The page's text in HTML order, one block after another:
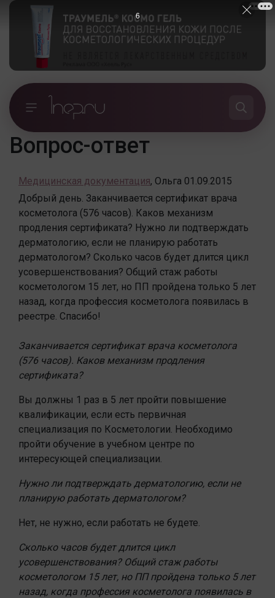
Вопрос-ответ
Медицинская документация, Ольга 01.09.2015
Добрый день. Заканчивается сертификат врача
косметолога (576 часов). Каков механизм
продления сертификата? Нужно ли подтверждать
дерматологию, если не планирую работать
дерматологом? Сколько часов будет длится цикл
усовершенствования? Общий стаж работы
косметологом 15 лет, но ПП пройдена только 5 лет
назад, когда профессия косметолога появилась в
реестре. Спасибо!
Заканчивается сертификат врача косметолога
(576 часов). Каков механизм продления
сертификата?
Вы должны 1 раз в 5 лет пройти повышение
квалификации, если есть первичная
специализация по Косметологии. Необходимо
пройти обучение в учебном центре по
интересующей специализации.
Нужно ли подтверждать дерматологию, если не
планирую работать дерматологом?
Нет, не нужно, если работать не будете.
Сколько часов будет длится цикл
усовершенствования? Общий стаж работы
косметологом 15 лет, но ПП пройдена только 5 лет
назад, когда профессия косметолога появилась в
5